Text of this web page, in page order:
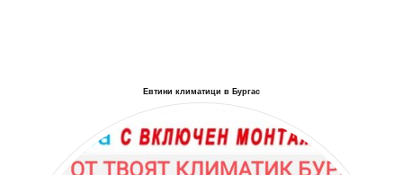
Евтини климатици в Бургас